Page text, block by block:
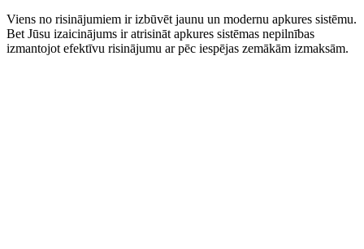
Viens no risinājumiem ir izbūvēt jaunu un modernu apkures sistēmu.
Bet Jūsu izaicinājums ir atrisināt apkures sistēmas nepilnības
izmantojot efektīvu risinājumu ar pēc iespējas zemākām izmaksām.